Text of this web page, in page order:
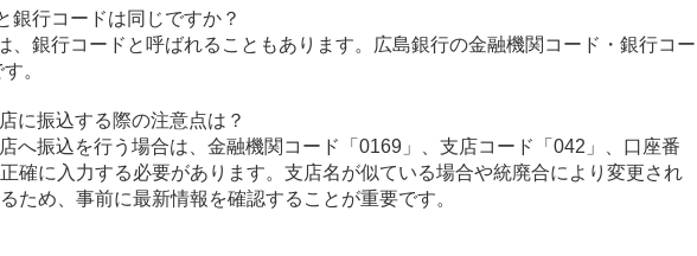
銀行コードは同じですか？
、銀行コードと呼ばれることもあります。広島銀行の金融機関コード・銀行コー
。
に振込する際の注意点は？
へ振込を行う場合は、金融機関コード「0169」、支店コード「042」、口座番
確に入力する必要があります。支店名が似ている場合や統廃合により変更され
ため、事前に最新情報を確認することが重要です。